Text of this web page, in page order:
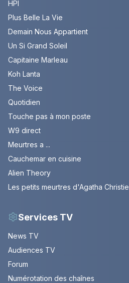
HPI
Plus Belle La Vie
Demain Nous Appartient
Un Si Grand Soleil
Capitaine Marleau
Koh Lanta
The Voice
Quotidien
Touche pas à mon poste
W9 direct
Meurtres a ...
Cauchemar en cuisine
Alien Theory
Les petits meurtres d'Agatha Christie
Services TV
News TV
Audiences TV
Forum
Numérotation des chaînes